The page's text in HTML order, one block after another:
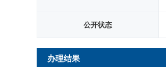
公开状态
办理结果